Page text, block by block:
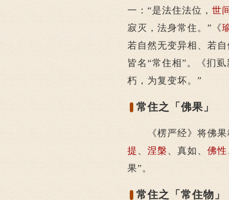
一：“是法住法位， 世
寂灭，法身常住。”《
若自然无变异相、若
皆名“常住相”。《扪虱
朽，为复变坏。”
常住之「佛果」
《楞严经》将佛果
提
涅槃 、真如、 佛性
果”。
常住之「常住物」